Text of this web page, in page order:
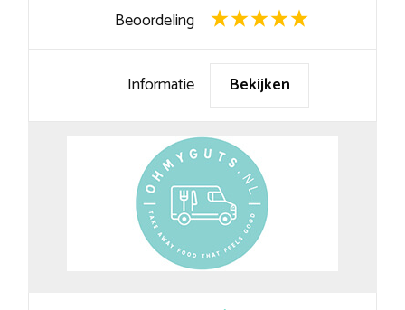
Beoordeling
Informatie Bekijken